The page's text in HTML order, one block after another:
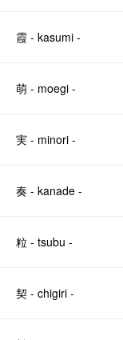
霞 - kasumi -
萌 - moegi -
実 - minori -
奏 - kanade -
粒 - tsubu -
契 - chigiri -